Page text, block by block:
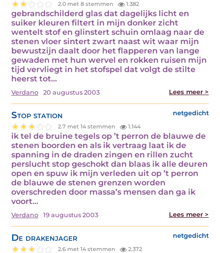
2.0 met 8 stemmen 1.382
gebrandschilderd glas dat dagelijks licht en
suiker kleuren filtert in mijn donker zicht
wentelt stof en glinstert schuin omlaag naar de
stenen vloer sintert zwart naast wit waar mijn
bewustzijn daalt door het flapperen van lange
gewaden met hun wervel en rokken ruisen mijn
tijd vervliegt in het stofspel dat volgt de stilte
heerst tot…
Verdano 20 augustus 2003 Lees meer >
Stop station netgedicht
2.7 met 14 stemmen 1.144
ik tel de bruine tegels op ’t perron de blauwe de
stenen boorden en als ik vertraag laat ik de
spanning in de draden zingen en rillen zucht
perslucht stop geschokt dan blaas ik alle deuren
open en spuw ik mijn verleden uit op ’t perron
de blauwe de stenen grenzen worden
overschreden door massa’s mensen dan ga ik
voort…
Verdano 19 augustus 2003 Lees meer >
De drakenjager netgedicht
2.6 met 14 stemmen 2.372